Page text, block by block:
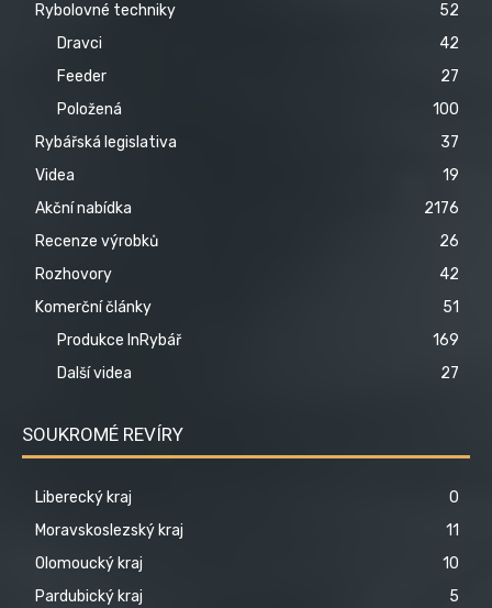
Rybolovné techniky
52
Dravci
42
Feeder
27
Položená
100
Rybářská legislativa
37
Videa
19
Akční nabídka
2176
Recenze výrobků
26
Rozhovory
42
Komerční články
51
Produkce InRybář
169
Další videa
27
SOUKROMÉ REVÍRY
Liberecký kraj
0
Moravskoslezský kraj
11
Olomoucký kraj
10
Pardubický kraj
5